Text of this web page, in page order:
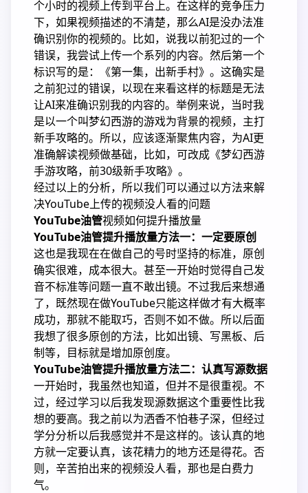
个小时的视频上传到平台上。在这样的竞争压力
下，如果视频描述的不清楚，那么AI是没办法准
确识别你的视频的。比如，说我以前犯过的一个
错误，我尝试上传一个系列的内容。然后第一个
标识写的是：《第一集，出新手村》。这确实是
之前犯过的错误，以现在来看这样的标题是无法
让AI来准确识别我的内容的。举例来说，当时我
是以一个叫梦幻西游的游戏为背景的视频，主打
新手攻略的。所以，应该逐渐聚焦内容，为AI更
准确解读视频做基础，比如，可改成《梦幻西游
手游攻略，前30级新手攻略》。
经过以上的分析，所以我们可以通过以方法来解
决YouTube上传的视频没人看的问题
YouTube油管视频如何提升播放量
YouTube油管提升播放量方法一：一定要原创
这也是我现在在做自己的号时坚持的标准，原创
确实很难，成本很大。甚至一开始时觉得自己发
音不标准等问题一直不敢出镜。不过我后来想通
了，既然现在做YouTube只能这样做才有大概率
成功，那就不能取巧，否则不如不做。所以后面
我想了很多原创的方法，比如出镜、写黑板、后
制等，目标就是增加原创度。
YouTube油管提升播放量方法二：认真写源数据
一开始时，我虽然也知道，但并不是很重视。不
过，经过学习以后我发现源数据这个重要性比我
想的要高。我之前以为洒香不怕巷子深，但经过
学分分析以后我感觉并不是这样的。该认真的地
方就一定要认真，该花精力的地方还是得花。否
则，辛苦拍出来的视频没人看，那也是白费力
气。